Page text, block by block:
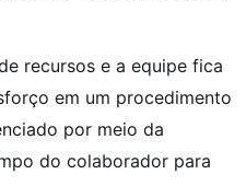
recursos e a equipe fica
em um procedimento
por meio da
do colaborador para